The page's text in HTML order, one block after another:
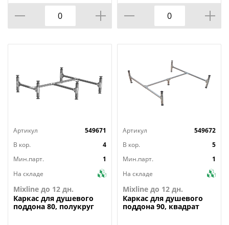
Артикул
549671
В кор.
4
Мин.парт.
1
На складе
Mixline до 12 дн.
Каркас для душевого
поддона 80, полукруг
Артикул
549672
В кор.
5
Мин.парт.
1
На складе
Mixline до 12 дн.
Каркас для душевого
поддона 90, квадрат